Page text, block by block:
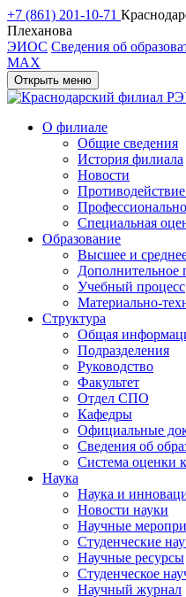
+7 (861) 201-10-71
Плеханова
ЭИОС Сведения об
MAX
Открыть меню
О филиале
Общие сведения
История филиала
Новости
Специальная
Образование
Высшее и
Дополнительное
Учебный процесс
Материально-
Структура
Общая
Подразделения
Руководство
Факультет
Отдел СПО
Кафедры
Официальные
Сведения об
Система оценки
Наука
Наука и
Новости науки
Научные
Студенческие
Научные ресурсы
Студенческое
Научный журнал